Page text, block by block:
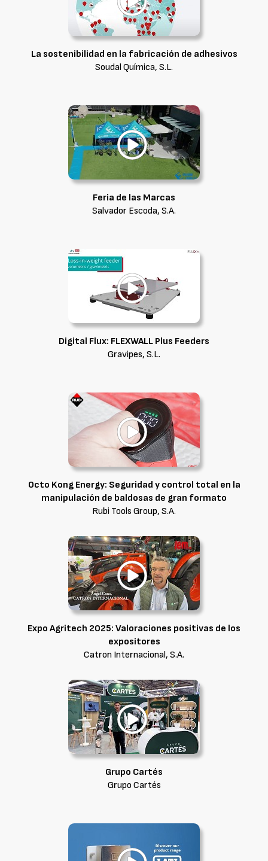
La sostenibilidad en la fabricación de adhesivos
Soudal Química, S.L.
Feria de las Marcas
Salvador Escoda, S.A.
Digital Flux: FLEXWALL Plus Feeders
Gravipes, S.L.
Octo Kong Energy: Seguridad y control total en la
manipulación de baldosas de gran formato
Rubi Tools Group, S.A.
Expo Agritech 2025: Valoraciones positivas de los
expositores
Catron Internacional, S.A.
Grupo Cartés
Grupo Cartés